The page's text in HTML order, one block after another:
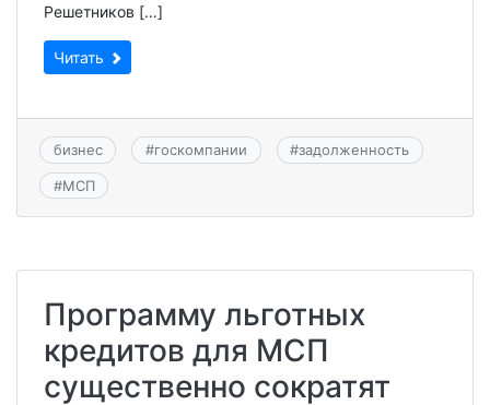
Решетников […]
Читать
бизнес #госкомпании #задолженность
#МСП
Программу льготных
кредитов для МСП
существенно сократят